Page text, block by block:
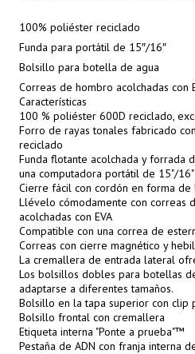
100% poliéster reciclado
Funda para portátil de 15″/16″
Bolsillo para botella de agua
Correas de hombro acolchadas con
Características
100 % poliéster 600D reciclado,
Forro de rayas tonales fabricado
reciclado
Funda flotante acolchada y forrada
una computadora portátil de 15"/16"
Cierre fácil con cordón en forma de
Llévelo cómodamente con correas
acolchadas con EVA
Compatible con una correa de
Correas con cierre magnético y
La cremallera de entrada lateral
Los bolsillos dobles para botellas
adaptarse a diferentes tamaños.
Bolsillo en la tapa superior con clip
Bolsillo frontal con cremallera
Etiqueta interna "Ponte a prueba"™
Pestaña de ADN con franja interna